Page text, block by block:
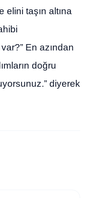
taşın altına
En azından
doğru
diyerek